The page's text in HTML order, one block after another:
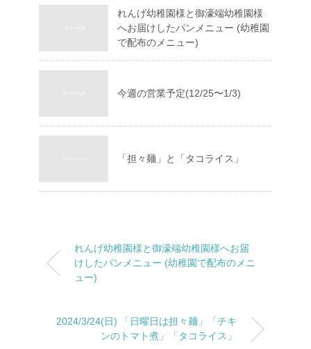
れんげ幼稚園様と御濠端幼稚園様
へお届けしたパンメニュー (幼稚園
で配布のメニュー)
今週の営業予定(12/25〜1/3)
「担々麺」と「タコライス」
れんげ幼稚園様と御濠端幼稚園様へお届
けしたパンメニュー (幼稚園で配布のメニ
ュー)
2024/3/24(日) 「日曜日は担々麺」「チキ
ンのトマト煮」「タコライス」